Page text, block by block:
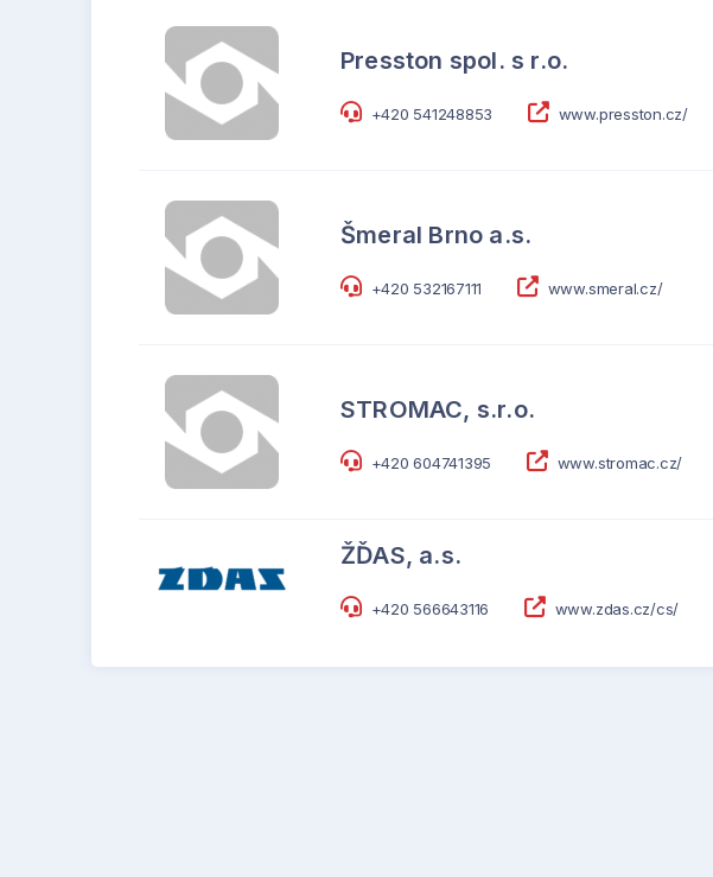
Presston spol. s r.o.
+420 541248853 www.presston.cz/
Šmeral Brno a.s.
+420 532167111 www.smeral.cz/
STROMAC, s.r.o.
+420 604741395 www.stromac.cz/
ŽĎAS, a.s.
+420 566643116 www.zdas.cz/cs/